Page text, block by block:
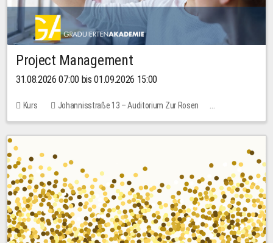
Project Management
31.08.2026 07:00 bis 01.09.2026 15:00
Kurs
Johannisstraße 13 – Auditorium Zur Rosen
Keine freien Plätze
30,00 EUR